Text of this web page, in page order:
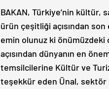
BAKAN, Türkiye’nin kültür,
ürün çeşitliği açısından
emin olunuz ki önümüzdeki
açısından dünyanın en
temsilcilerine Kültür ve
teşekkür eden Ünal, sektör